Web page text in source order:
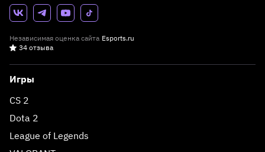
Независимая оценка сайта Esports.ru
34 отзыва
Игры
CS 2
Dota 2
League of Legends